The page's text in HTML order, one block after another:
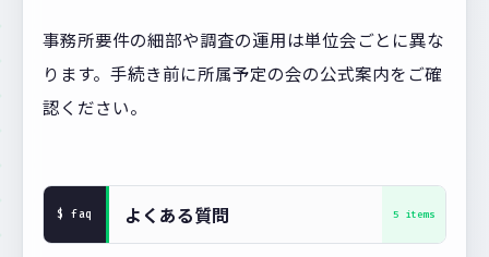
事務所要件の細部や調査の運用は単位会ごとに異な
ります。手続き前に所属予定の会の公式案内をご確
認ください。
よくある質問